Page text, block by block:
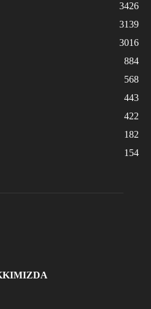
3426
3139
3016
884
568
443
422
182
154